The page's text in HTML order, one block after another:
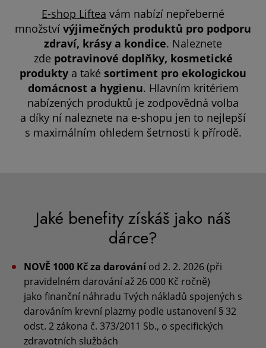
E-shop Liftea vám nabízí nepřeberné
množství výjimečných produktů pro podporu
zdraví, krásy a kondice. Naleznete
zde potravinové doplňky, kosmetické
produkty a také sortiment pro ekologickou
domácnost a hygienu. Hlavním kritériem
nabízených produktů je zodpovědná volba
a díky ní naleznete na e-shopu jen to nejlepší
s maximálním ohledem šetrnosti k přírodě.
Jaké benefity získáš jako náš
dárce?
NOVĚ 1000 Kč za darováníod 2. 2. 2026 (při
pravidelném darování až 26 000 Kč ročně)
jako finanční náhradu Tvých nákladů spojených s
darováním krevní plazmy podle ustanovení § 32
odst. 2 zákona č. 373/2011 Sb., o specifických
zdravotních službách